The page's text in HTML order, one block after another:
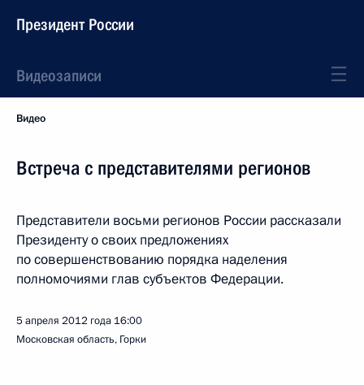
Президент России
Видеозаписи
Видео
Встреча с представителями регионов
Представители восьми регионов России рассказали
Президенту о своих предложениях
по совершенствованию порядка наделения
полномочиями глав субъектов Федерации.
5 апреля 2012 года 16:00
Московская область, Горки